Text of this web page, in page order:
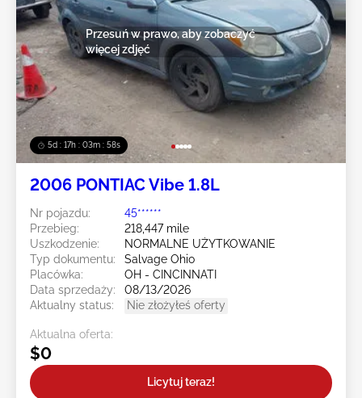
5d : 17h : 03m : 55s
Przesuń w prawo, aby zobaczyć
więcej zdjęć
2006 PONTIAC Vibe 1.8L
Nr pojazdu:
45******
Przebieg:
218,447 mile
Uszkodzenie:
NORMALNE UŻYTKOWANIE
Typ dokumentu:
Salvage Ohio
Placówka:
OH - CINCINNATI
Data sprzedaży:
08/13/2026
Aktualny status:
Nie złożyłeś oferty
Aktualna oferta:
$0
Licytuj teraz!